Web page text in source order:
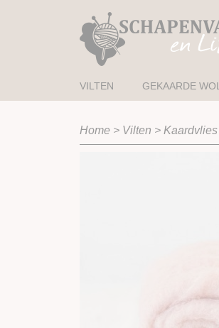
VILTEN GEKAARDE WOL
Home > Vilten > Kaardvlies